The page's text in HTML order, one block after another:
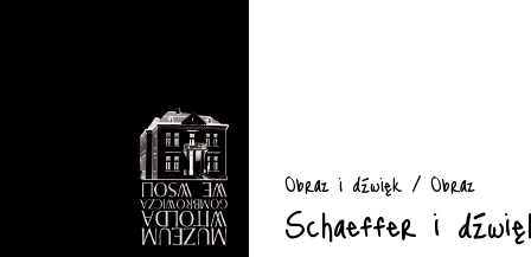
Obraz i dźwięk / Obraz
Schaeffer i